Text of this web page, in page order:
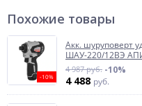
Похожие товары
-10%
Акк. шуруповерт
ШАУ-220/12ВЭ
4 987 руб. -10%
4 488 руб.